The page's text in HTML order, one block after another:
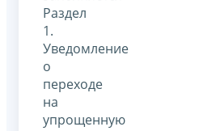
Раздел
1.
Уведомление
о
переходе
на
упрощенную